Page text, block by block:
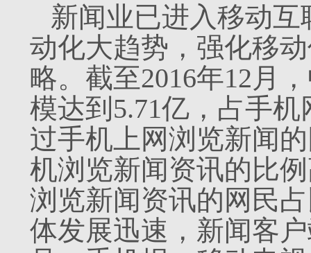
新闻业已进入移动
动化大趋势，强化移
略。截至2016年12月
模达到5.71亿，占手
过手机上网浏览新闻
机浏览新闻资讯的比
浏览新闻资讯的网民
体发展迅速，新闻客